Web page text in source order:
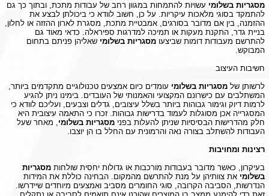
מסגריות בשלומי עשויות להתמחות במגוון רחב של עבודות מתכת, ובתוך כך גם
להתמקד בסוגי מלאכות עיקריות. על כן, חשוב לוודא כי ביכולתן לבצע את
ההזמנה, בין אם מדובר בסורגים, אמבטיית מתכת, מסגרת לארון ההזזה או לחלון,
בניית גדר, התקנת מעקות או תמיכה למדרגות ספיראלה. כדאי מאוד גם
להתרשם מעבודות דומות שביצעו מסגריות בשלומי שאליהן פניתם בתחום
המבוקש.
חשיבות העיצוב
לרשותן של מסגריות בשלומי עומדים כיום אמצעים טכנולוגיים מתקדמים ביותר,
המשתלבים עם כישרונם המקצועי והאמנותי של העובדים. בימינו ניתן להגיע
לרמות דיוק וגימור גבוהות ביותר בשלל עיצובים, גדלים וצבעים, ועליכם לוודא כי
המסגרייה אכן מסוגלות לעמוד בדרישות גבוהות. זכרו כי התאמה עיצובית היא
חלק מהדרישות הבסיסיות שניתן להעלות בפני מסגריות בשלומי, מאחר שעל
העבודות להשתלב בצורה נאה והרמונית עם החלל בו הן יוצבו.
רצינות ומחויבות
בעיקרון, כאשר מדובר בעבודות מורכבות או גדולות יחסית שולחות מסגריות
בשלומי את צוותיהן על מנת להתרשם מהמקום. הבחינה כוללת את המידות
הנדרשות, הסביבה הקרובה, סוגי החומרים מסביב ואמצעים מיוחדים שיידרשו.